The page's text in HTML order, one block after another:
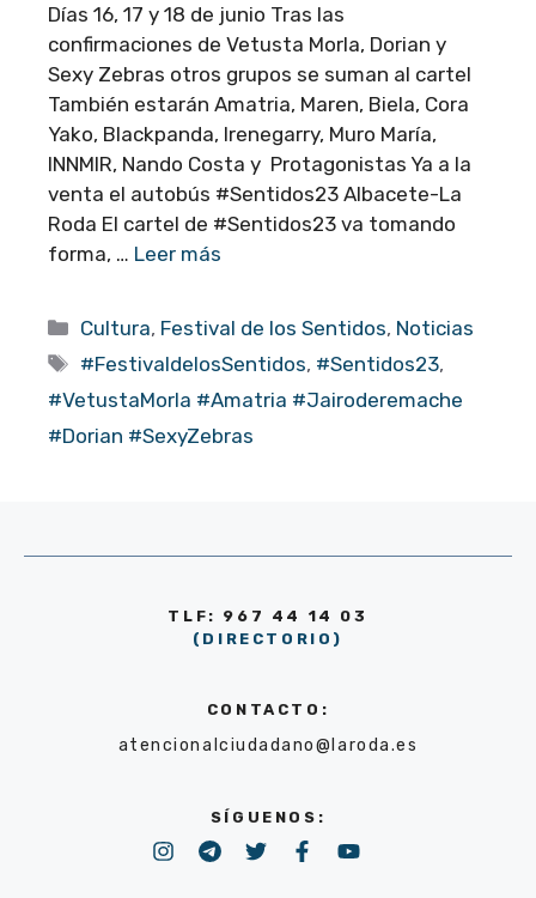
Días 16, 17 y 18 de junio Tras las
confirmaciones de Vetusta Morla, Dorian y
Sexy Zebras otros grupos se suman al cartel
También estarán Amatria, Maren, Biela, Cora
Yako, Blackpanda, Irenegarry, Muro María,
INNMIR, Nando Costa y Protagonistas Ya a la
venta el autobús #Sentidos23 Albacete-La
Roda El cartel de #Sentidos23 va tomando
forma, … Leer más
Categorías
Cultura, Festival de los Sentidos, Noticias
Etiquetas
#FestivaldelosSentidos, #Sentidos23,
#VetustaMorla #Amatria #Jairoderemache
#Dorian #SexyZebras
TLF: 967 44 14 03
(DIRECTORIO)
CONTACTO:
atencionalciudadano@laroda.es
SÍGUENOS: